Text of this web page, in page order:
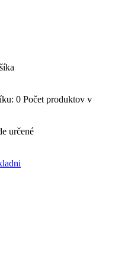
0 Počet produktov v
určené